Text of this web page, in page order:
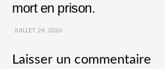
mort en prison.
JUILLET 24, 2026
Laisser un commentaire